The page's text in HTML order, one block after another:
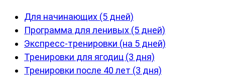
Для начинающих (5 дней)
Программа для ленивых (5 дней)
Экспресс-тренировки (на 5 дней)
Тренировки для ягодиц (3 дня)
Тренировки после 40 лет (3 дня)